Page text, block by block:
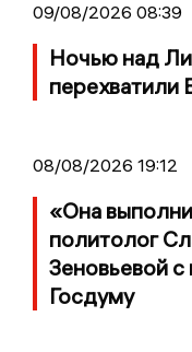
09/08/2026 08:39
Ночью над
08/08/2026 19:12
«Она
политолог
Зеновьевой
Госдуму